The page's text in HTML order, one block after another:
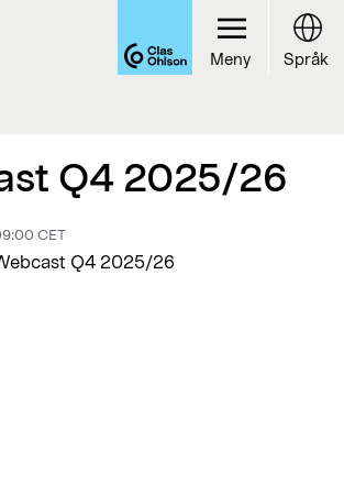
Q4 2025/26
CET
Q4 2025/26
Meny Språk